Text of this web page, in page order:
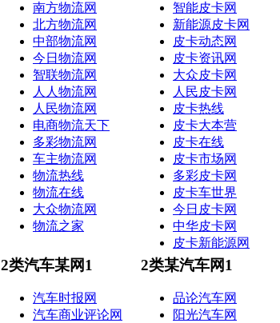
南方物流网
北方物流网
中部物流网
今日物流网
智联物流网
人人物流网
人民物流网
电商物流天下
多彩物流网
车主物流网
物流热线
物流在线
大众物流网
物流之家
智能皮卡网
新能源皮卡网
皮卡动态网
皮卡资讯网
大众皮卡网
人民皮卡网
皮卡热线
皮卡大本营
皮卡在线
皮卡市场网
多彩皮卡网
皮卡车世界
今日皮卡网
中华皮卡网
皮卡新能源网
2类汽车某网1
汽车时报网
汽车商业评论网
2类某汽车网1
品论汽车网
阳光汽车网